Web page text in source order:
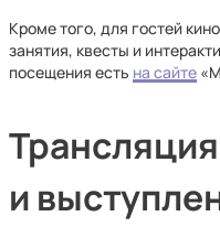
Кроме того, для гостей
занятия, квесты и
посещения есть на сайте
и